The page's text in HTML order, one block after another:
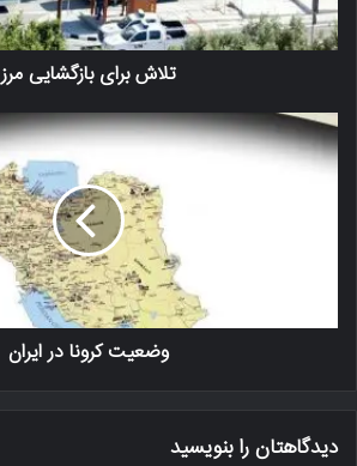
تلاش برای بازگشایی مرز
وضعیت کرونا در ایران
دیدگاهتان را بنویسید